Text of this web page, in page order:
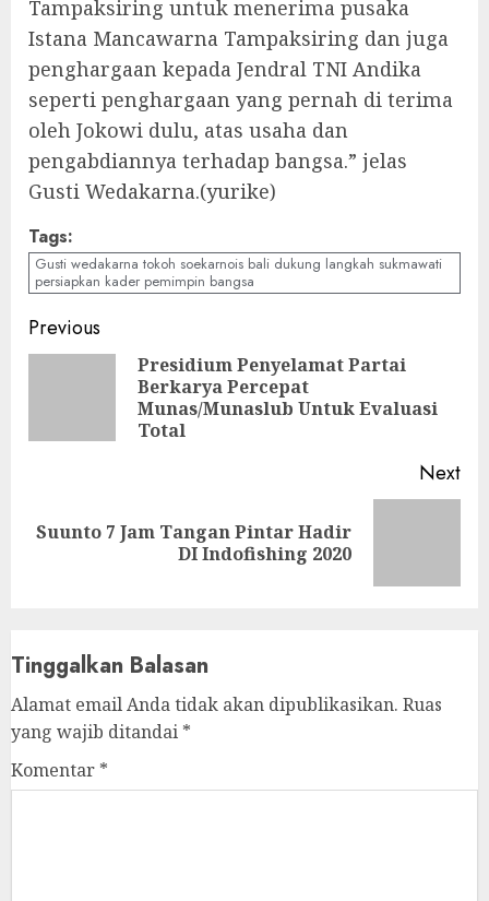
Tampaksiring untuk menerima pusaka
Istana Mancawarna Tampaksiring dan juga
penghargaan kepada Jendral TNI Andika
seperti penghargaan yang pernah di terima
oleh Jokowi dulu, atas usaha dan
pengabdiannya terhadap bangsa.” jelas
Gusti Wedakarna.(yurike)
Tags:
Gusti wedakarna tokoh soekarnois bali dukung langkah sukmawati
persiapkan kader pemimpin bangsa
Continue
Reading
Previous
Presidium Penyelamat Partai
Berkarya Percepat
Munas/Munaslub Untuk Evaluasi
Total
Next
Next
Suunto 7 Jam Tangan Pintar Hadir
DI Indofishing 2020
Tinggalkan Balasan
Alamat email Anda tidak akan dipublikasikan. Ruas
yang wajib ditandai *
Komentar *